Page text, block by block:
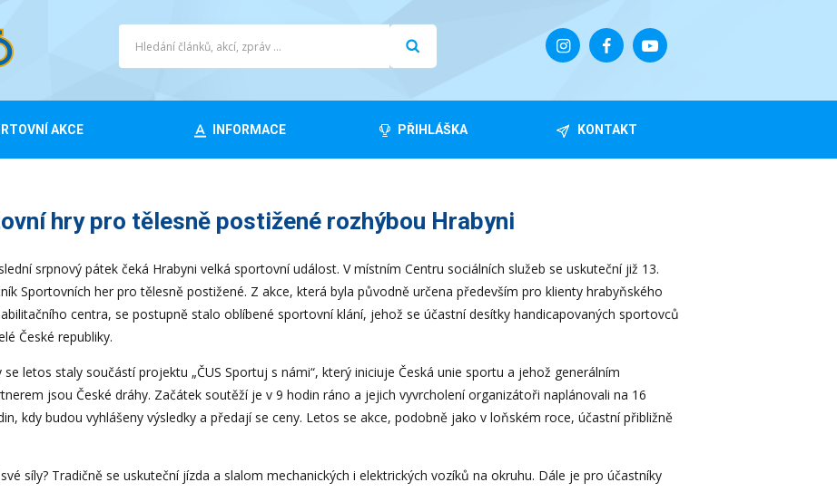
AKCE INFORMACE PŘIHLÁŠKA KONTAKT
hry pro tělesně postižené rozhýbou Hrabyni
srpnový pátek čeká Hrabyni velká sportovní událost. V místním Centru sociálních služeb se uskuteční již 13.
Sportovních her pro tělesně postižené. Z akce, která byla původně určena především pro klienty hrabyňského
centra, se postupně stalo oblíbené sportovní klání, jehož se účastní desítky handicapovaných sportovců
České republiky.
se letos staly součástí projektu „ČUS Sportuj s námi“, který iniciuje Česká unie sportu a jehož generálním
jsou České dráhy. Začátek soutěží je v 9 hodin ráno a jejich vyvrcholení organizátoři naplánovali na 16
kdy budou vyhlášeny výsledky a předají se ceny. Letos se akce, podobně jako v loňském roce, účastní přibližně
síly? Tradičně se uskuteční jízda a slalom mechanických i elektrických vozíků na okruhu. Dále je pro účastníky